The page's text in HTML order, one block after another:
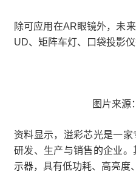
除可应用在AR眼镜外，未
UD、矩阵车灯、口袋投影仪
图片来源
资料显示，溢彩芯光是一
研发、生产与销售的企业
示器，具有低功耗、高亮度